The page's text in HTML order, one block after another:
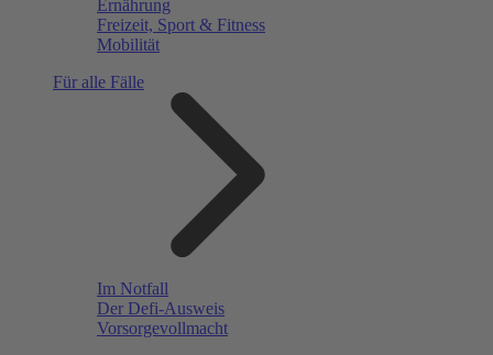
Ernährung
Freizeit, Sport & Fitness
Mobilität
Für alle Fälle
Im Notfall
Der Defi-Ausweis
Vorsorgevollmacht